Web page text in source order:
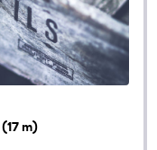
(17 m)